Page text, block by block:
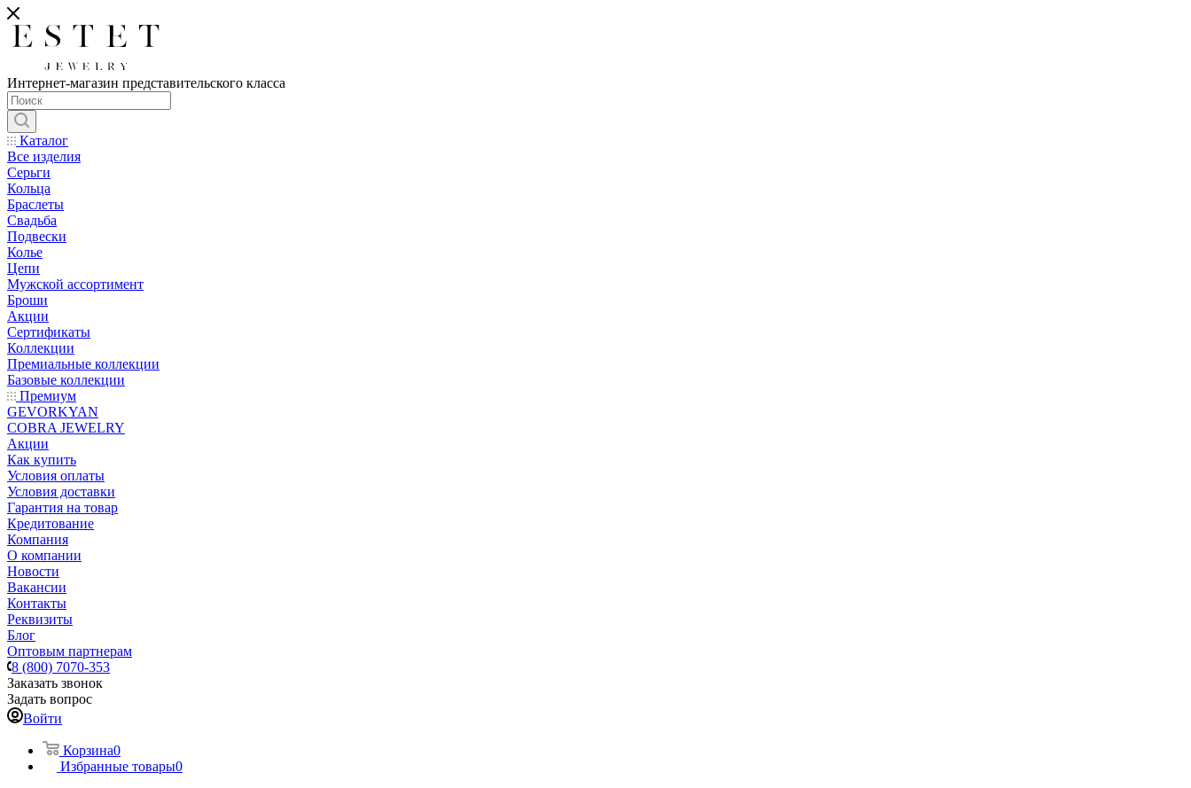
Интернет-магазин представительского класса
Каталог
Все изделия
Серьги
Кольца
Браслеты
Свадьба
Подвески
Колье
Цепи
Мужской ассортимент
Броши
Акции
Сертификаты
Коллекции
Премиальные коллекции
Базовые коллекции
Премиум
GEVORKYAN
COBRA JEWELRY
Акции
Как купить
Условия оплаты
Условия доставки
Гарантия на товар
Кредитование
Компания
О компании
Новости
Вакансии
Контакты
Реквизиты
Блог
Оптовым партнерам
8 (800) 7070-353
Заказать звонок
Задать вопрос
Войти
Корзина0
Избранные товары0